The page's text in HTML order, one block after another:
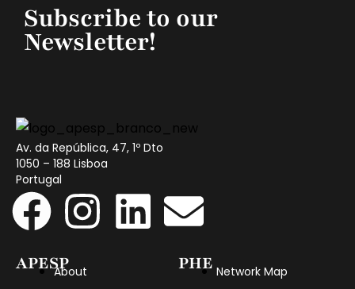
Subscribe to our
Newsletter!
Av. da República, 47, 1º Dto
1050 – 188 Lisboa
Portugal
APESPAbout
PHE Network Map